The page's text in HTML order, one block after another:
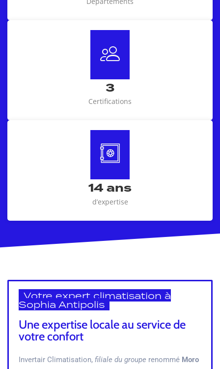
3
Certifications
14 ans
d’expertise
Votre expert climatisation à
Sophia Antipolis
Une expertise locale au service de
votre confort
Invertair Climatisation, filiale du groupe renommé Moro